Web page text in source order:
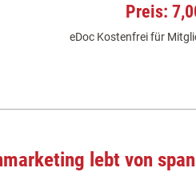
Preis:
eDoc Kostenfrei für
lebt von